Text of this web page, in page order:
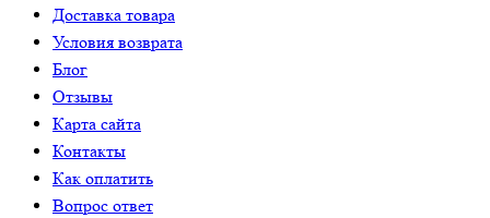
Доставка товара
Условия возврата
Блог
Отзывы
Карта сайта
Контакты
Как оплатить
Вопрос ответ